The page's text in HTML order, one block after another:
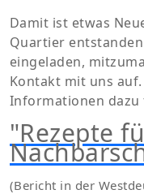
Damit ist etwas
Quartier
eingeladen,
Kontakt mit uns
Informationen dazu
"Rezepte
(Bericht in der